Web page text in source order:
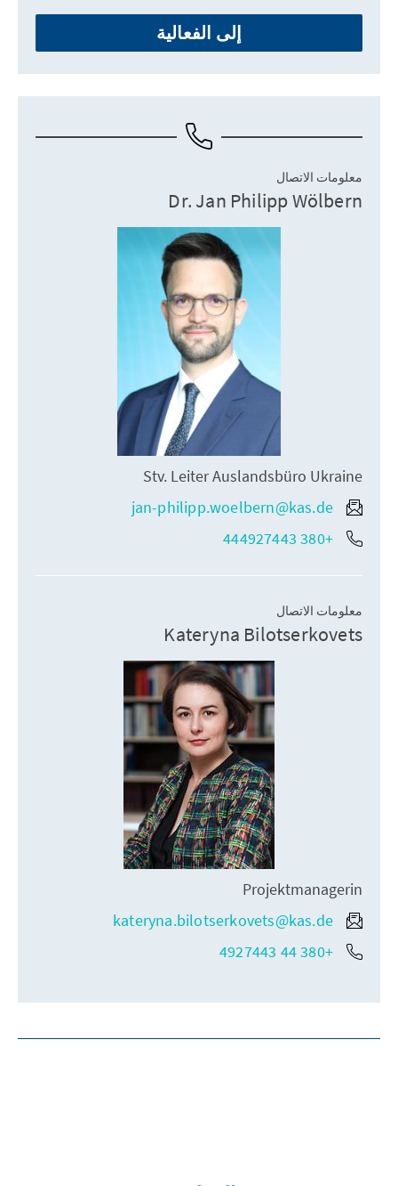
إلى الفعالية
معلومات الاتصال
Dr. Jan Philipp Wölbern
Stv. Leiter Auslandsbüro Ukraine
jan-philipp.woelbern@kas.de
+380 444927443
معلومات الاتصال
Kateryna Bilotserkovets
Projektmanagerin
kateryna.bilotserkovets@kas.de
+380 44 4927443